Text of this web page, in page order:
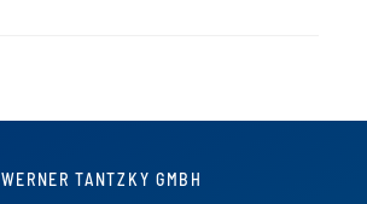
WERNER TANTZKY GMBH